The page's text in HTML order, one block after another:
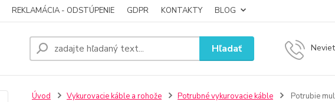
REKLAMÁCIA - ODSTÚPENIE GDPR KONTAKTY BLOG
Hľadať
Úvod Vykurovacie káble a rohože Potrubné vykurovacie káble Potrubie